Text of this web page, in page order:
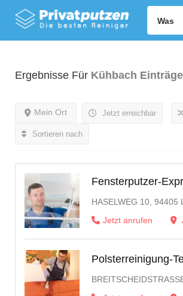
Was
Ergebnisse Für Kühbach Einträge
Jetzt erreichbar
Mein Ort
Sortieren nach
Fensterputzer-
HASELWEG 10, 94405
Jetzt anrufen
Polsterreinigung-